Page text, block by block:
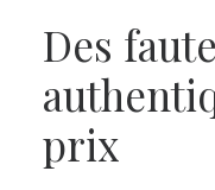
Des
prix